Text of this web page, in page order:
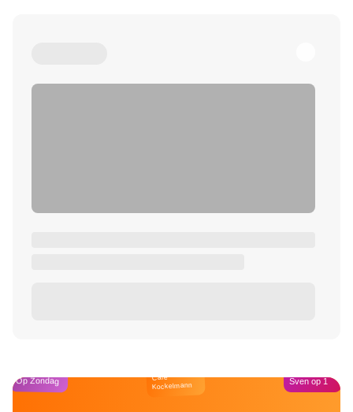
Op Zondag Café
Kockelmann Sven op 1